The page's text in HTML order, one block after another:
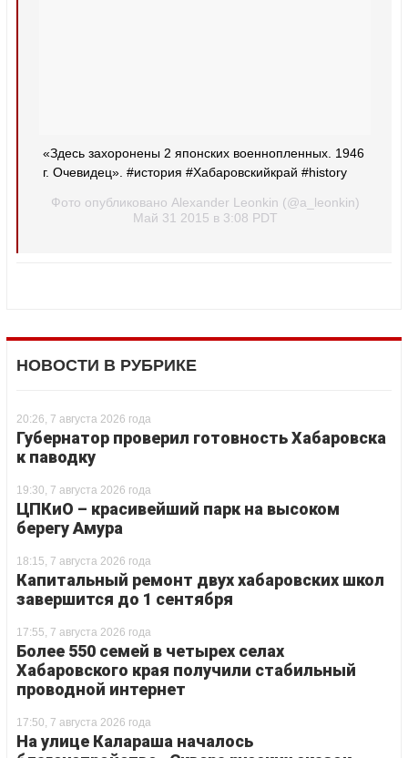
«Здесь захоронены 2 японских военнопленных. 1946
г. Очевидец». #история #Хабаровскийкрай #history
Фото опубликовано Alexander Leonkin (@a_leonkin)
Май 31 2015 в 3:08 PDT
НОВОСТИ В РУБРИКЕ
20:26, 7 августа 2026 года
Губернатор проверил готовность Хабаровска
к паводку
19:30, 7 августа 2026 года
ЦПКиО – красивейший парк на высоком
берегу Амура
18:15, 7 августа 2026 года
Капитальный ремонт двух хабаровских школ
завершится до 1 сентября
17:55, 7 августа 2026 года
Более 550 семей в четырех селах
Хабаровского края получили стабильный
проводной интернет
17:50, 7 августа 2026 года
На улице Калараша началось